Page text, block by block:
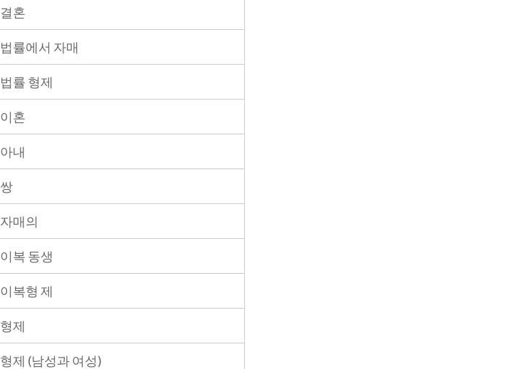
결혼
법률에서 자매
법률 형제
이혼
아내
쌍
자매의
이복 동생
이복형 제
형제
형제 (남성과 여성)